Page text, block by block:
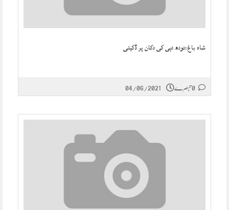
شاہ باغ:دودھ دہی کی دکان پر ڈکیتی
04/06/2021